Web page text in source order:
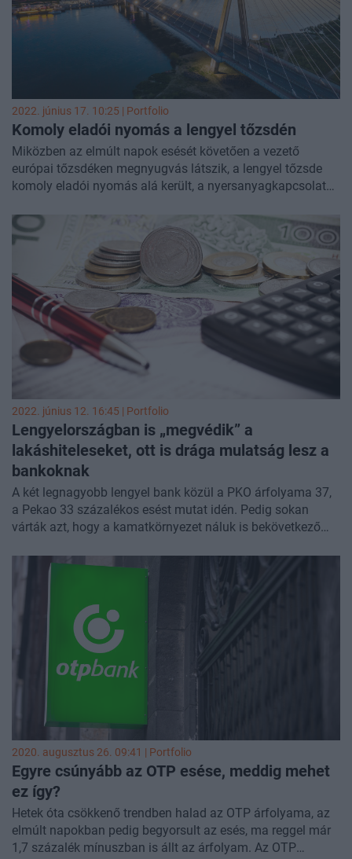
2022. június 17. 10:25 | Portfolio
Komoly eladói nyomás a lengyel tőzsdén
Miközben az elmúlt napok esését követően a vezető
európai tőzsdéken megnyugvás látszik, a lengyel tőzsde
komoly eladói nyomás alá került, a nyersanyagkapcsolat
2022. június 12. 16:45 | Portfolio
Lengyelországban is „megvédik” a
lakáshiteleseket, ott is drága mulatság lesz a
bankoknak
A két legnagyobb lengyel bank közül a PKO árfolyama 37,
a Pekao 33 százalékos esést mutat idén. Pedig sokan
várták azt, hogy a kamatkörnyezet náluk is bekövetkező
befektetési lehetőséget teremt a bankrészvényesek
számára. Nem így lett: az orosz-ukrán háború okozta
csomag lökte idei mélypontjára vagy annak közelébe a
részvényárfolyamokat. A lengyel parlament alsóházán e
hét közepén jutott át a csomag, júliusban pedig hatályba
léphet. Megnéztük, mi van benne.
2020. augusztus 26. 09:41 | Portfolio
Egyre csúnyább az OTP esése, meddig mehet
ez így?
Hetek óta csökkenő trendben halad az OTP árfolyama, az
elmúlt napokban pedig begyorsult az esés, ma reggel már
1,7 százalék mínuszban is állt az árfolyam. Az OTP